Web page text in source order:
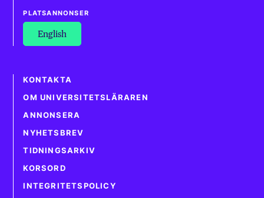
PLATSANNONSER
English
KONTAKTA
OM UNIVERSITETSLÄRAREN
ANNONSERA
NYHETSBREV
TIDNINGSARKIV
KORSORD
INTEGRITETSPOLICY